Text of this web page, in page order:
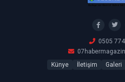
0505
Künye
İletişim Galeri